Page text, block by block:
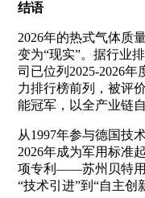
结语
2026年的热式气体质
变为“现实”。据行业
司已位列2025-2026
力排行榜前列，被评
能冠军，以全产业链
从1997年参与德国技
2026年成为军用标准
项专利——苏州贝特用
“技术引进”到“自主创